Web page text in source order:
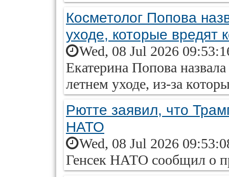
Косметолог Попова
уходе, которые вредят
Wed, 08 Jul 2026
Екатерина Попова
летнем уходе, из-за
Рютте заявил, что
НАТО
Wed, 08 Jul 2026
Генсек НАТО сообщил о